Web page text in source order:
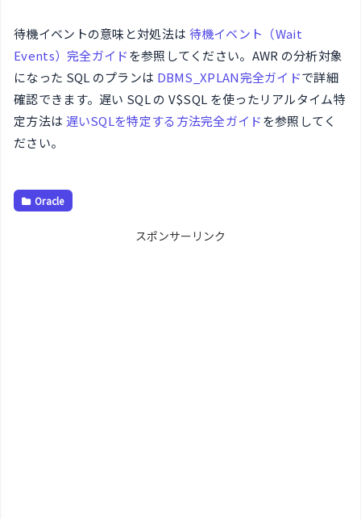
待機イベントの意味と対処法は 待機イベント（Wait
Events）完全ガイドを参照してください。AWR の分析対象
になった SQL のプランは DBMS_XPLAN完全ガイドで詳細
確認できます。遅い SQL の V$SQL を使ったリアルタイム特
定方法は 遅いSQLを特定する方法完全ガイドを参照してく
ださい。
Oracle
スポンサーリンク